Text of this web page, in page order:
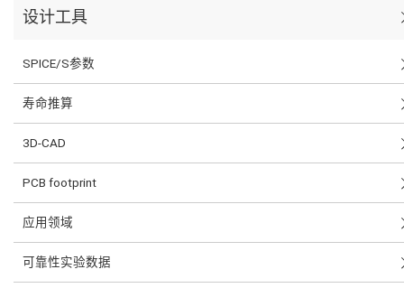
设计工具
SPICE/S参数
寿命推算
3D-CAD
PCB footprint
应用领域
可靠性实验数据